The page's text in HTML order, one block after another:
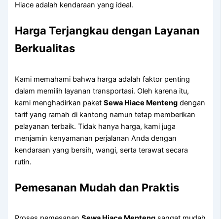
Hiace adalah kendaraan yang ideal.
Harga Terjangkau dengan Layanan
Berkualitas
Kami memahami bahwa harga adalah faktor penting
dalam memilih layanan transportasi. Oleh karena itu,
kami menghadirkan paketSewa Hiace Menteng dengan
tarif yang ramah di kantong namun tetap memberikan
pelayanan terbaik. Tidak hanya harga, kami juga
menjamin kenyamanan perjalanan Anda dengan
kendaraan yang bersih, wangi, serta terawat secara
rutin.
Pemesanan Mudah dan Praktis